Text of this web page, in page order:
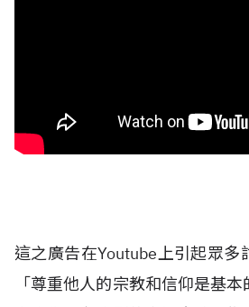
這之廣告在Youtube上引起眾多
「尊重他人的宗教和信仰是基